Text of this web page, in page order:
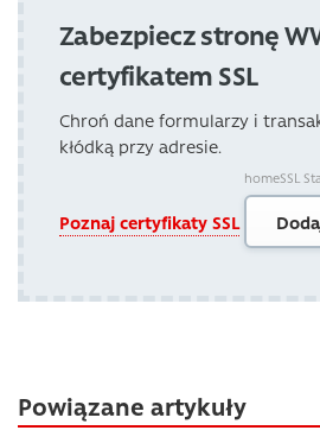
Zabezpiecz stronę
certyfikatem SSL
Chroń dane formularzy i
kłódką przy adresie.
Poznaj certyfikaty SSL
homeSSL
Powiązane artykuły